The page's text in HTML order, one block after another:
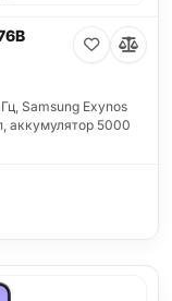
Samsung Exynos
аккумулятор 5000